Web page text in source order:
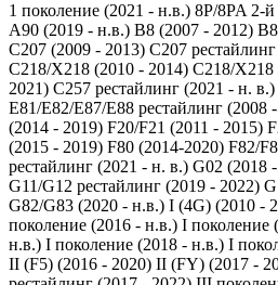
1 поколение (2021 - н.в.) 8P/8PA 2-
A90 (2019 - н.в.) B8 (2007 - 2012)
C207 (2009 - 2013) C207
C218/X218 (2010 - 2014) C218/X218
2021) C257 рестайлинг (2021 - н. в.)
E81/E82/E87/E88 рестайлинг (2008
(2014 - 2019) F20/F21 (2011 - 2015)
(2015 - 2019) F80 (2014-2020) F82/
рестайлинг (2021 - н. в.) G02 (2018
G11/G12 рестайлинг (2019 - 2022)
G82/G83 (2020 - н.в.) I (4G) (2010 -
поколение (2016 - н.в.) I поколение
н.в.) I поколение (2018 - н.в.) I
II (F5) (2016 - 2020) II (FY) (2017 -